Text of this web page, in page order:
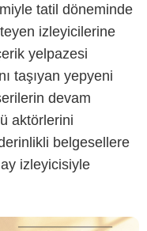
tatil döneminde
izleyicilerine
yelpazesi
taşıyan yepyeni
devam
aktörlerini
belgesellere
ay izleyicisiyle